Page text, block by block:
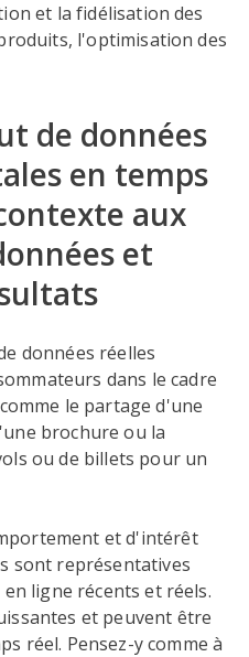
et la fidélisation des
l'optimisation des
de données
en temps
aux
et
données réelles
dans le cadre
le partage d'une
brochure ou la
ou de billets pour un
et d'intérêt
sont représentatives
ligne récents et réels.
et peuvent être
réel. Pensez-y comme à